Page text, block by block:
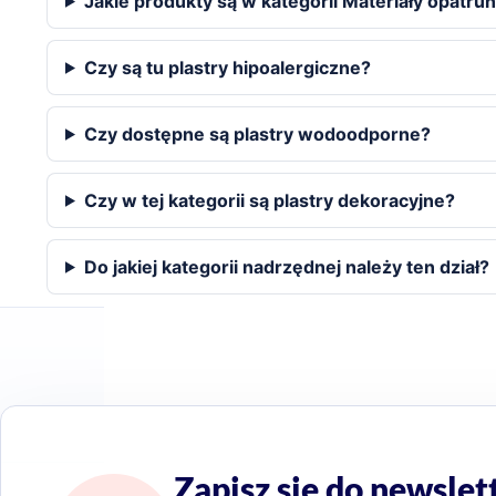
Czy są tu plastry hipoalergiczne?
Czy dostępne są plastry wodoodporne?
Czy w tej kategorii są plastry dekoracyjne?
Do jakiej kategorii nadrzędnej należy ten dział?